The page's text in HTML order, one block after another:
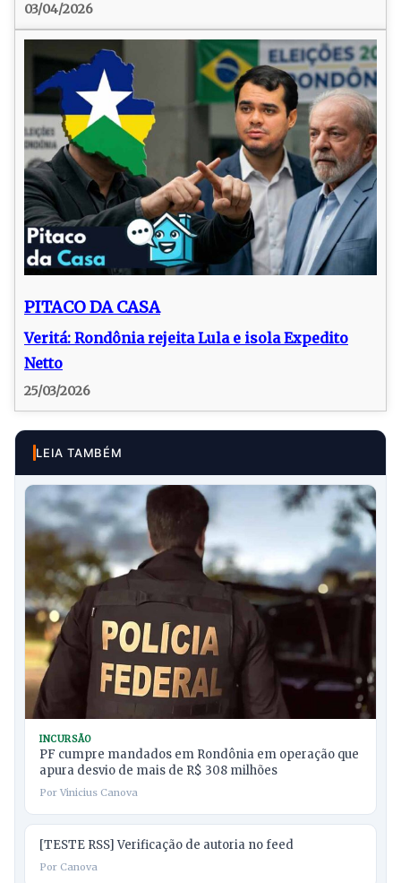
03/04/2026
PITACO DA CASA
Veritá: Rondônia rejeita Lula e isola Expedito
Netto
25/03/2026
LEIA TAMBÉM
INCURSÃO
PF cumpre mandados em Rondônia em operação que
apura desvio de mais de R$ 308 milhões
Por Vinicius Canova
[TESTE RSS] Verificação de autoria no feed
Por Canova